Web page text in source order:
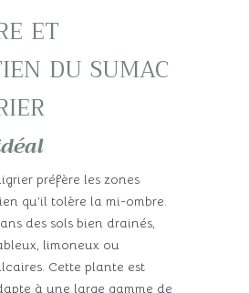
et
du sumac
préfère les zones
qu’il tolère la mi-ombre.
des sols bien drainés,
limoneux ou
Cette plante est
à une large gamme de